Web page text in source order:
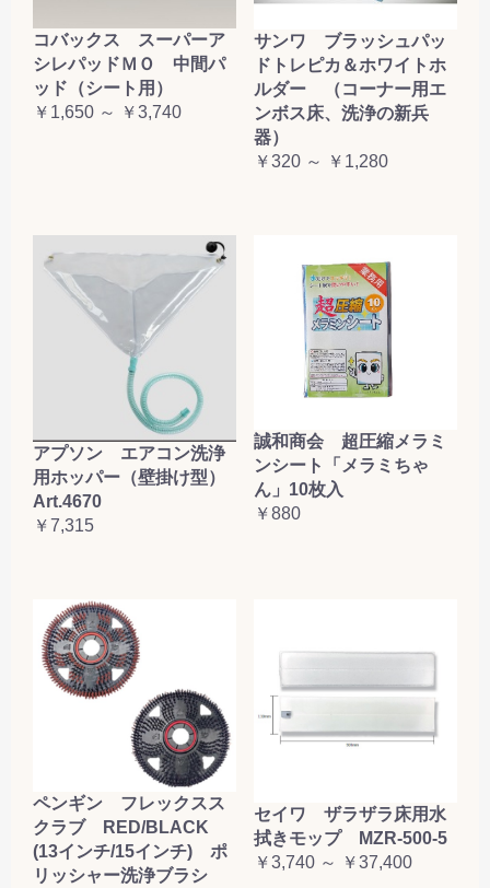
コバックス スーパーア
シレパッドＭＯ 中間パ
ッド（シート用）
￥1,650 ～ ￥3,740
サンワ ブラッシュパッ
ドトレピカ＆ホワイトホ
ルダー （コーナー用エ
ンボス床、洗浄の新兵
器）
￥320 ～ ￥1,280
アプソン エアコン洗浄
用ホッパー（壁掛け型）
Art.4670
￥7,315
誠和商会 超圧縮メラミ
ンシート「メラミちゃ
ん」10枚入
￥880
ペンギン フレックスス
クラブ RED/BLACK
(13インチ/15インチ) ポ
リッシャー洗浄ブラシ
セイワ ザラザラ床用水
拭きモップ MZR-500-5
￥3,740 ～ ￥37,400